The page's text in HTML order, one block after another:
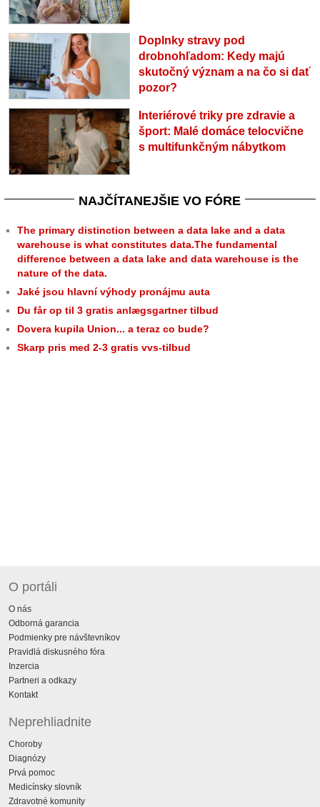
Doplnky stravy pod
drobnohľadom: Kedy majú
skutočný význam a na čo si dať
pozor?
Interiérové triky pre zdravie a
šport: Malé domáce telocvične
s multifunkčným nábytkom
NAJČÍTANEJŠIE VO FÓRE
The primary distinction between a data lake and a data
warehouse is what constitutes data.The fundamental
difference between a data lake and data warehouse is the
nature of the data.
Jaké jsou hlavní výhody pronájmu auta
Du får op til 3 gratis anlægsgartner tilbud
Dovera kupila Union... a teraz co bude?
Skarp pris med 2-3 gratis vvs-tilbud
O portáli
O nás
Odborná garancia
Podmienky pre návštevníkov
Pravidlá diskusného fóra
Inzercia
Partneri a odkazy
Kontakt
Neprehliadnite
Choroby
Diagnózy
Prvá pomoc
Medicínsky slovník
Zdravotné komunity